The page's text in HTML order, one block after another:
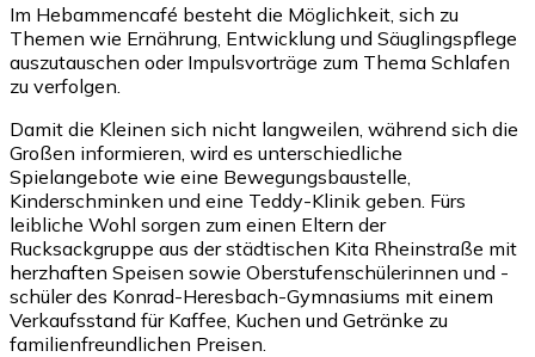
Im Hebammencafé besteht die Möglichkeit, sich zu
Themen wie Ernährung, Entwicklung und Säuglingspflege
auszutauschen oder Impulsvorträge zum Thema Schlafen
zu verfolgen.
Damit die Kleinen sich nicht langweilen, während sich die
Großen informieren, wird es unterschiedliche
Spielangebote wie eine Bewegungsbaustelle,
Kinderschminken und eine Teddy-Klinik geben. Fürs
leibliche Wohl sorgen zum einen Eltern der
Rucksackgruppe aus der städtischen Kita Rheinstraße mit
herzhaften Speisen sowie Oberstufenschülerinnen und -
schüler des Konrad-Heresbach-Gymnasiums mit einem
Verkaufsstand für Kaffee, Kuchen und Getränke zu
familienfreundlichen Preisen.